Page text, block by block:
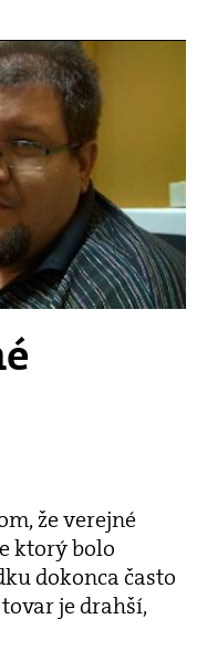
že verejné
ktorý bolo
dokonca často
je drahší,